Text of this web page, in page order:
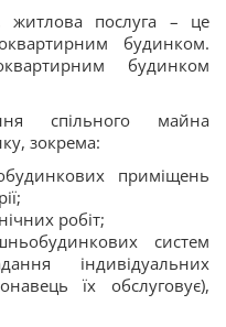
житлова послуга – це
будинком.
будинком
спільного майна
зокрема:
приміщень
робіт;
систем
індивідуальних
їх обслуговує),